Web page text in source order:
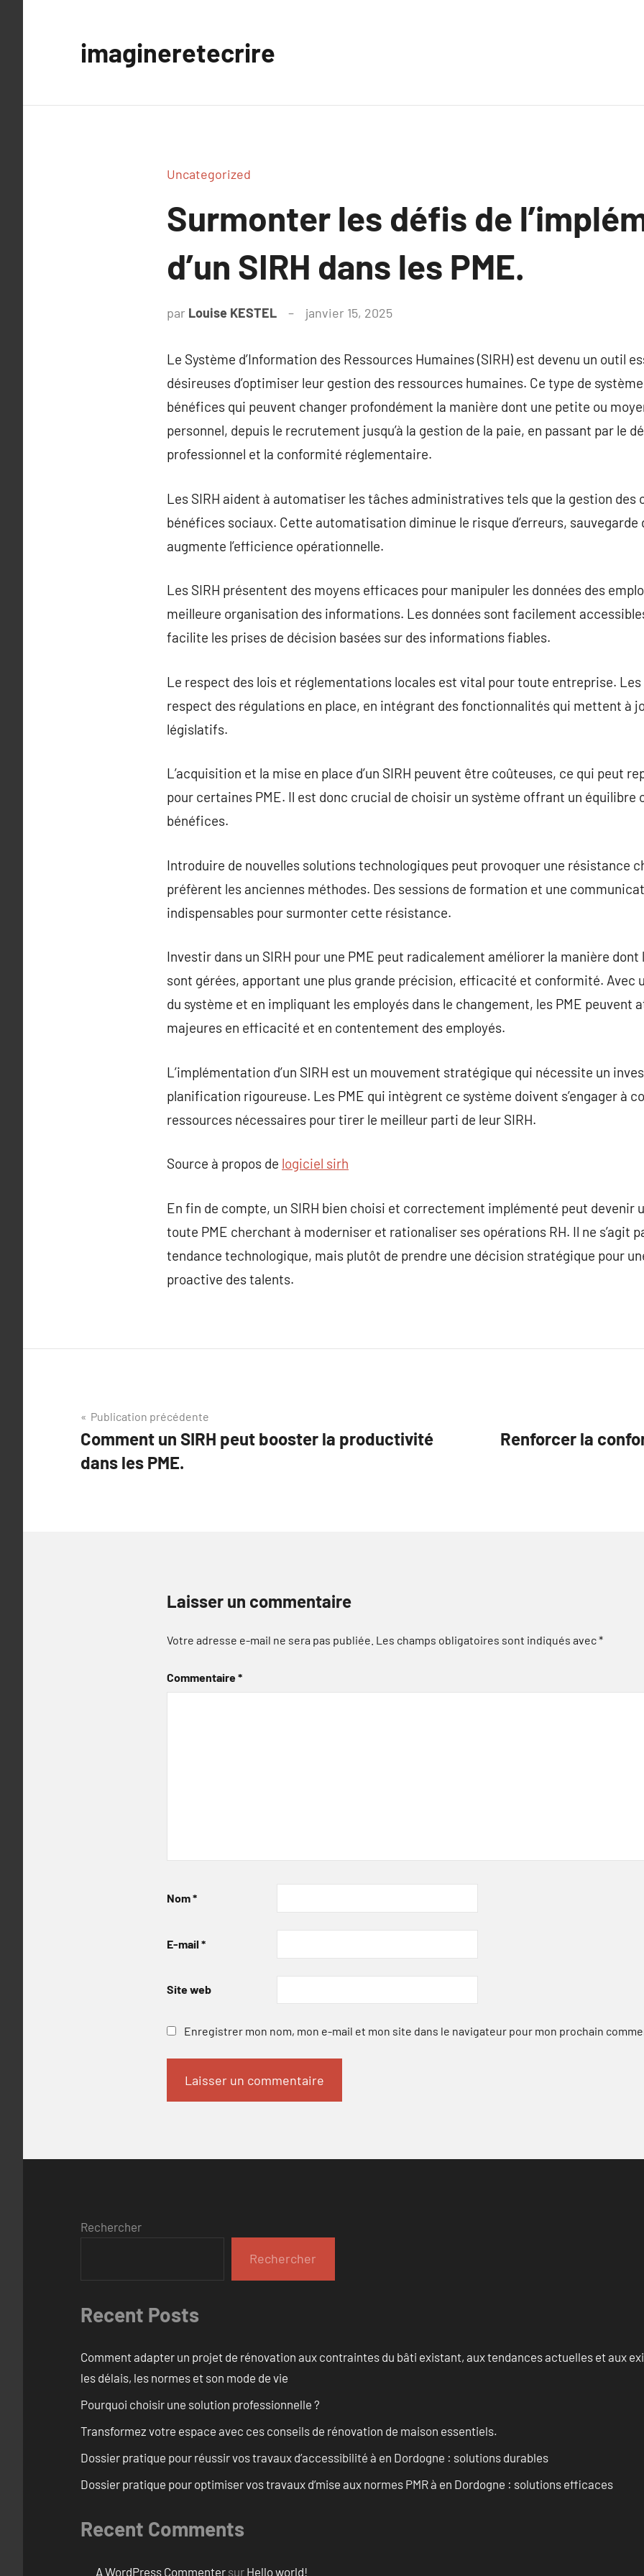
imagineretecrire
Uncategorized
Surmonter les défis de
d’un SIRH dans les PME.
par Louise KESTEL janvier 15, 2025
Le Système d’Information des Ressources Humaines (SIRH) est devenu un outil
désireuses d’optimiser leur gestion des ressources humaines. Ce type de
bénéfices qui peuvent changer profondément la manière dont une petite ou
personnel, depuis le recrutement jusqu’à la gestion de la paie, en passant par le
professionnel et la conformité réglementaire.
Les SIRH aident à automatiser les tâches administratives tels que la gestion des
bénéfices sociaux. Cette automatisation diminue le risque d’erreurs, sauvegarde
augmente l’efficience opérationnelle.
Les SIRH présentent des moyens efficaces pour manipuler les données des
meilleure organisation des informations. Les données sont facilement
facilite les prises de décision basées sur des informations fiables.
Le respect des lois et réglementations locales est vital pour toute entreprise. Les
respect des régulations en place, en intégrant des fonctionnalités qui mettent à
législatifs.
L’acquisition et la mise en place d’un SIRH peuvent être coûteuses, ce qui peut
pour certaines PME. Il est donc crucial de choisir un système offrant un équilibre
bénéfices.
Introduire de nouvelles solutions technologiques peut provoquer une résistance
préfèrent les anciennes méthodes. Des sessions de formation et une
indispensables pour surmonter cette résistance.
Investir dans un SIRH pour une PME peut radicalement améliorer la manière
sont gérées, apportant une plus grande précision, efficacité et conformité. Avec
du système et en impliquant les employés dans le changement, les PME peuvent
majeures en efficacité et en contentement des employés.
L’implémentation d’un SIRH est un mouvement stratégique qui nécessite un
planification rigoureuse. Les PME qui intègrent ce système doivent s’engager à
ressources nécessaires pour tirer le meilleur parti de leur SIRH.
Source à propos de logiciel sirh
En fin de compte, un SIRH bien choisi et correctement implémenté peut devenir
toute PME cherchant à moderniser et rationaliser ses opérations RH. Il ne s’agit
tendance technologique, mais plutôt de prendre une décision stratégique pour
proactive des talents.
Navigation
de
l’article
Publication précédente
Comment un SIRH peut booster la productivité
dans les PME.
Renforcer la
Laisser un commentaire
Votre adresse e-mail ne sera pas publiée. Les champs obligatoires sont indiqués avec*
Commentaire*
Nom*
E-mail *
Site web
Enregistrer mon nom, mon e-mail et mon site dans le navigateur pour mon prochain
Rechercher
Rechercher
Recent Posts
Comment adapter un projet de rénovation aux contraintes du bâti existant, aux tendances actuelles et aux
les délais, les normes et son mode de vie
Pourquoi choisir une solution professionnelle ?
Transformez votre espace avec ces conseils de rénovation de maison essentiels.
Dossier pratique pour réussir vos travaux d’accessibilité à en Dordogne : solutions durables
Dossier pratique pour optimiser vos travaux d’mise aux normes PMR à en Dordogne : solutions efficaces
Recent Comments
A WordPress Commenter sur Hello world!